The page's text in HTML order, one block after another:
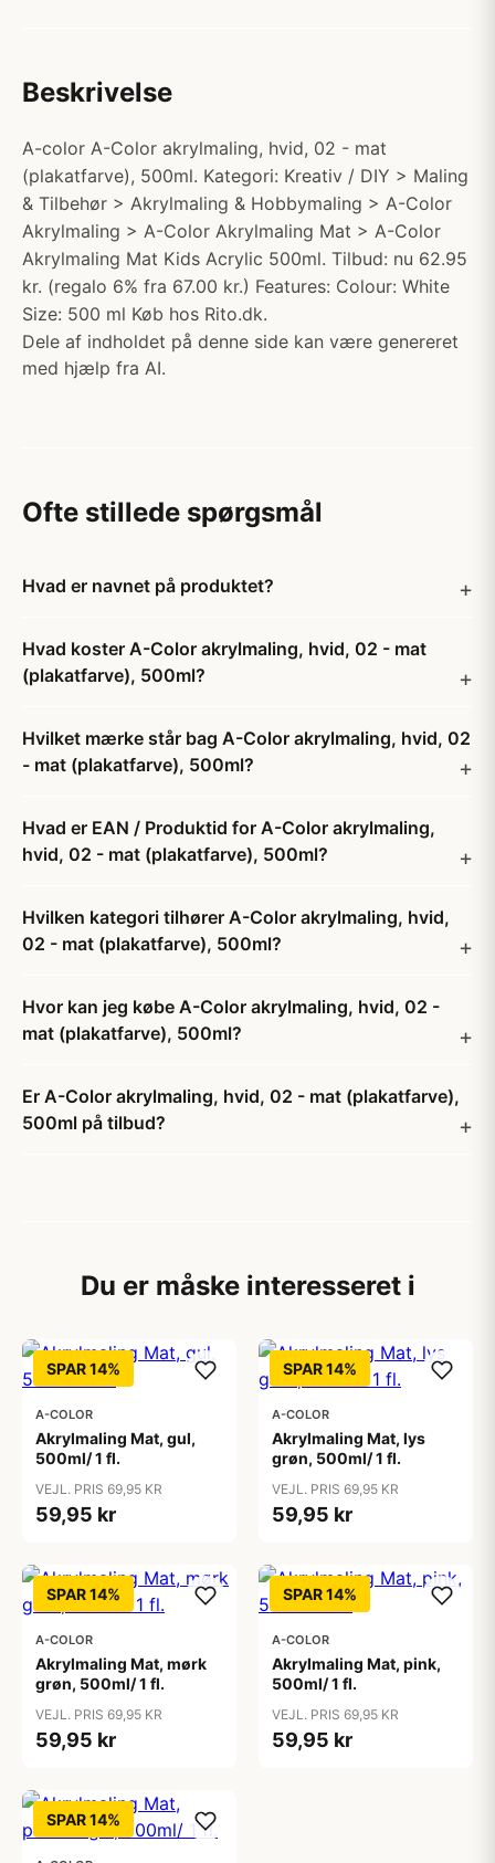
Beskrivelse
A-color A-Color akrylmaling, hvid, 02 - mat
(plakatfarve), 500ml. Kategori: Kreativ / DIY > Maling
& Tilbehør > Akrylmaling & Hobbymaling > A-Color
Akrylmaling > A-Color Akrylmaling Mat > A-Color
Akrylmaling Mat Kids Acrylic 500ml. Tilbud: nu 62.95
kr. (regalo 6% fra 67.00 kr.) Features: Colour: White
Size: 500 ml Køb hos Rito.dk.
Dele af indholdet på denne side kan være genereret
med hjælp fra AI.
Ofte stillede spørgsmål
Hvad er navnet på produktet?
Hvad koster A-Color akrylmaling, hvid, 02 - mat
(plakatfarve), 500ml?
Hvilket mærke står bag A-Color akrylmaling, hvid, 02
- mat (plakatfarve), 500ml?
Hvad er EAN / Produktid for A-Color akrylmaling,
hvid, 02 - mat (plakatfarve), 500ml?
Hvilken kategori tilhører A-Color akrylmaling, hvid,
02 - mat (plakatfarve), 500ml?
Hvor kan jeg købe A-Color akrylmaling, hvid, 02 -
mat (plakatfarve), 500ml?
Er A-Color akrylmaling, hvid, 02 - mat (plakatfarve),
500ml på tilbud?
Du er måske interesseret i
SPAR 14%
A-COLOR
Akrylmaling Mat, gul,
500ml/ 1 fl.
VEJL. PRIS 69,95 KR
59,95 kr
SPAR 14%
A-COLOR
Akrylmaling Mat, lys
grøn, 500ml/ 1 fl.
VEJL. PRIS 69,95 KR
59,95 kr
SPAR 14%
A-COLOR
Akrylmaling Mat, mørk
grøn, 500ml/ 1 fl.
VEJL. PRIS 69,95 KR
59,95 kr
SPAR 14%
A-COLOR
Akrylmaling Mat, pink,
500ml/ 1 fl.
VEJL. PRIS 69,95 KR
59,95 kr
SPAR 14%